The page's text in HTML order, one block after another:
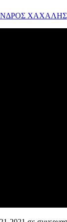
ΧΑΧΑΛΗΣ